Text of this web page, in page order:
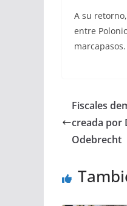
A su
entre
marcapasos.
Fiscales
creada por
Odebrecht